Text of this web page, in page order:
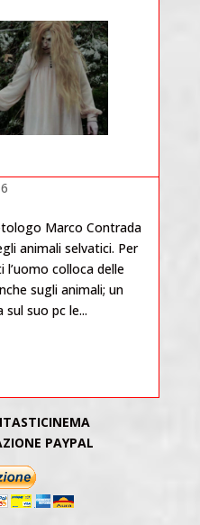
Marco Contrada
animali selvatici. Per
colloca delle
sugli animali; un
suo pc le...
PAYPAL